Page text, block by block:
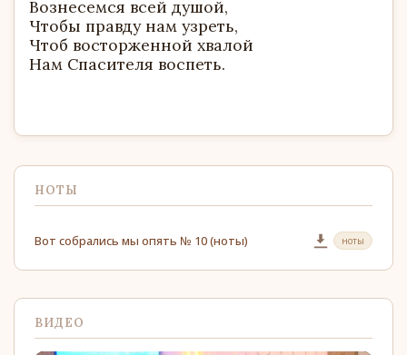
Вознесемся всей душой,
Чтобы правду нам узреть,
Чтоб восторженной хвалой
Нам Спасителя воспеть.
НОТЫ
Вот собрались мы опять № 10 (ноты) ноты
ВИДЕО